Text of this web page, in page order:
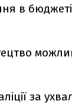
в бюджеті
за